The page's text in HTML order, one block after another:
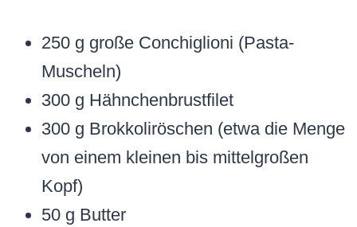
250 g große Conchiglioni (Pasta-
Muscheln)
300 g Hähnchenbrustfilet
300 g Brokkoliröschen (etwa die Menge
von einem kleinen bis mittelgroßen
Kopf)
50 g Butter